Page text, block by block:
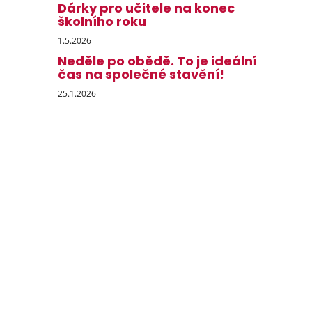
Dárky pro učitele na konec
školního roku
1.5.2026
Neděle po obědě. To je ideální
čas na společné stavění!
25.1.2026